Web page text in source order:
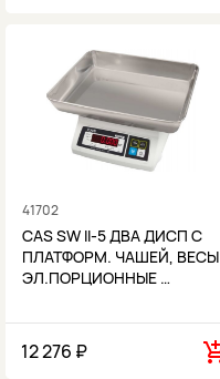
41702
CAS SW II-5 ДВА ДИСП С
ПЛАТФОРМ. ЧАШЕЙ, ВЕСЫ
ЭЛ.ПОРЦИОННЫЕ …
12 276 ₽